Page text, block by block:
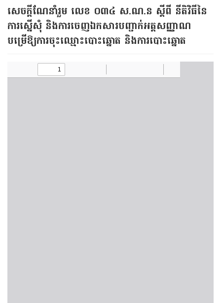
សេចក្ដីណែនាំរួម លេខ ០៣៤ ស.ណ.ន ស្ដីពី នីតិវិធីនៃ
ការស្នើសុំ និងការចេញឯកសារបញ្ជាក់អត្តសញ្ញាណ
បម្រើឱ្យការចុះឈ្មោះបោះឆ្នោត និងការបោះឆ្នោត